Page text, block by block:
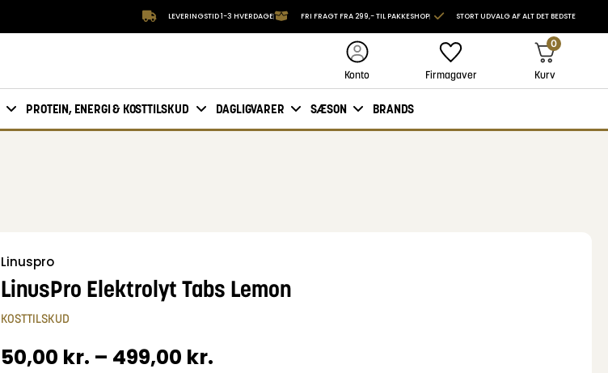
LEVERINGSTID 1-3 HVERDAGE FRI FRAGT FRA 299,- TIL PAKKESHOP STORT UDVALG AF ALT DET BEDSTE
Konto Firmagaver
0
Kurv
PROTEIN, ENERGI & KOSTTILSKUD DAGLIGVARER SÆSON BRANDS
Linuspro
LinusPro Elektrolyt Tabs Lemon
KOSTTILSKUD
50,00 kr. – 499,00 kr.